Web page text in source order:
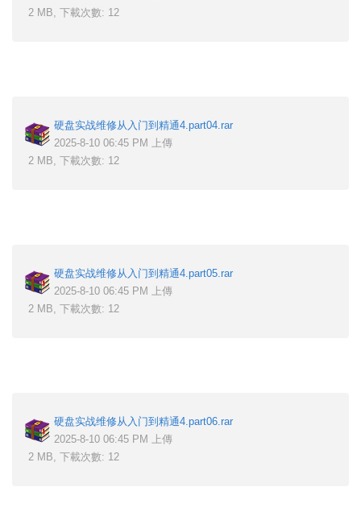
2 MB, 下載次數: 12
硬盘实战维修从入门到精通4.part04.rar
2025-8-10 06:45 PM 上傳
2 MB, 下載次數: 12
硬盘实战维修从入门到精通4.part05.rar
2025-8-10 06:45 PM 上傳
2 MB, 下載次數: 12
硬盘实战维修从入门到精通4.part06.rar
2025-8-10 06:45 PM 上傳
2 MB, 下載次數: 12